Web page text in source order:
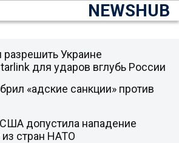
NEWSHUB
разрешить Украине
для ударов вглубь России
«адские санкции» против
допустила нападение
стран НАТО